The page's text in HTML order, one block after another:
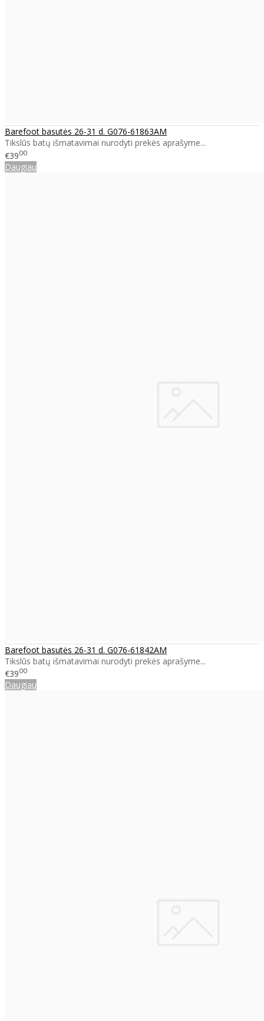
Barefoot basutės 26-31 d. G076-61863AM
Tikslūs batų išmatavimai nurodyti prekės aprašyme...
€3900
Daugiau
Barefoot basutės 26-31 d. G076-61842AM
Tikslūs batų išmatavimai nurodyti prekės aprašyme...
€3900
Daugiau